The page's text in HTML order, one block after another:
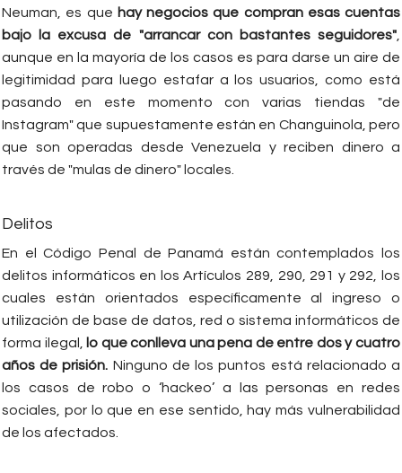
Neuman, es que hay negocios que compran esas cuentas
bajo la excusa de "arrancar con bastantes seguidores"
aunque en la mayoría de los casos es para darse un aire de
legitimidad para luego estafar a los usuarios, como está
pasando en este momento con varias tiendas "de
Instagram" que supuestamente están en Changuinola, pero
que son operadas desde Venezuela y reciben dinero a
través de "mulas de dinero" locales.
Delitos
En el Código Penal de Panamá están contemplados los
delitos informáticos en los Artículos 289, 290, 291 y 292, los
cuales están orientados específicamente al ingreso o
utilización de base de datos, red o sistema informáticos de
forma ilegal,
lo que conlleva una pena de entre dos y cuatro
años de prisión. Ninguno de los puntos está relacionado a
los casos de robo o ‘hackeo’ a las personas en redes
sociales, por lo que en ese sentido, hay más vulnerabilidad
de los afectados.